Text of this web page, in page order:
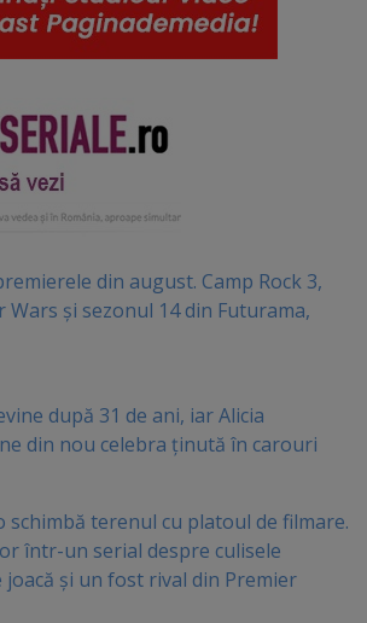
din august. Camp Rock 3,
Wars și sezonul 14 din Futurama,
după 31 de ani, iar Alicia
din nou celebra ținută în carouri
schimbă terenul cu platoul de filmare.
într-un serial despre culisele
şi un fost rival din Premier